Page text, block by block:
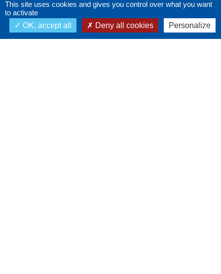
X
This site uses cookies and gives you control over what you want
to activate
OK, accept all
Deny all cookies Personalize